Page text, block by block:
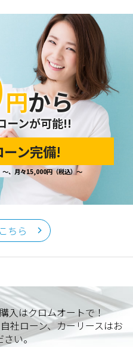
円から
ーンが可能!!
ーン完備!
、月々15,000円（税込）～
ちら
入はクロムオートで！
社ローン、カーリースはお
さい。